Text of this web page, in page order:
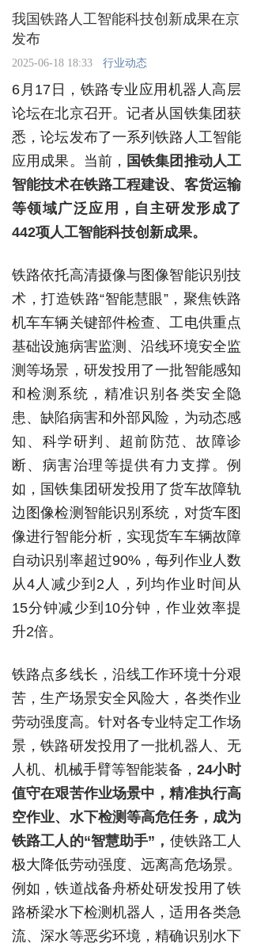
我国铁路人工智能科技创新成果在京
发布
2025-06-18 18:33 行业动态
6月17日，铁路专业应用机器人高层
论坛在北京召开。记者从国铁集团获
悉，论坛发布了一系列铁路人工智能
应用成果。当前， 国铁集团推动人工
智能技术在铁路工程建设、客货运输
等领域广泛应用，自主研发形成了
442项人工智能科技创新成果。
铁路依托高清摄像与图像智能识别技
术，打造铁路“智能慧眼”，聚焦铁路
机车车辆关键部件检查、工电供重点
基础设施病害监测、沿线环境安全监
测等场景，研发投用了一批智能感知
和检测系统，精准识别各类安全隐
患、缺陷病害和外部风险，为动态感
知、科学研判、超前防范、故障诊
断、病害治理等提供有力支撑。例
如，国铁集团研发投用了货车故障轨
边图像检测智能识别系统，对货车图
像进行智能分析，实现货车车辆故障
自动识别率超过90%，每列作业人数
从4人减少到2人，列均作业时间从
15分钟减少到10分钟，作业效率提
升2倍。
铁路点多线长，沿线工作环境十分艰
苦，生产场景安全风险大，各类作业
劳动强度高。针对各专业特定工作场
景，铁路研发投用了一批机器人、无
人机、机械手臂等智能装备， 24小时
值守在艰苦作业场景中，精准执行高
空作业、水下检测等高危任务，成为
铁路工人的“智慧助手”， 使铁路工人
极大降低劳动强度、远离高危场景。
例如，铁道战备舟桥处研发投用了铁
路桥梁水下检测机器人，适用各类急
流、深水等恶劣环境，精确识别水下